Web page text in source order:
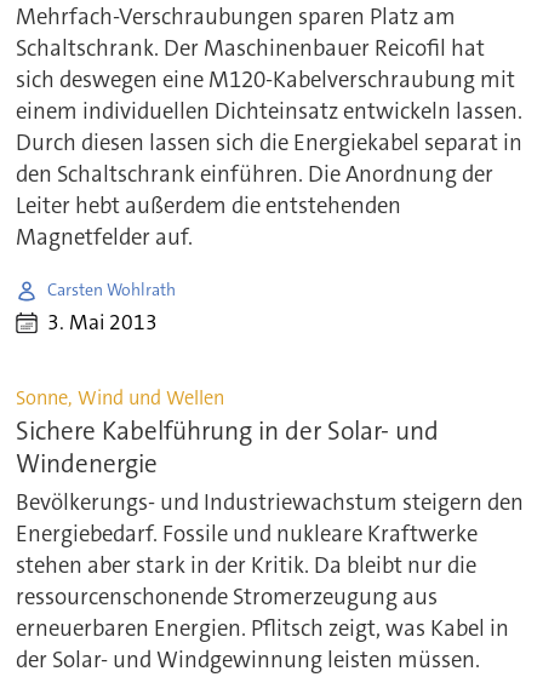
Mehrfach-Verschraubungen sparen Platz am
Schaltschrank. Der Maschinenbauer Reicofil hat
sich deswegen eine M120-Kabelverschraubung mit
einem individuellen Dichteinsatz entwickeln lassen.
Durch diesen lassen sich die Energiekabel separat in
den Schaltschrank einführen. Die Anordnung der
Leiter hebt außerdem die entstehenden
Magnetfelder auf.
Carsten Wohlrath
3. Mai 2013
Sonne, Wind und Wellen
Sichere Kabelführung in der Solar- und
Windenergie
Bevölkerungs- und Industriewachstum steigern den
Energiebedarf. Fossile und nukleare Kraftwerke
stehen aber stark in der Kritik. Da bleibt nur die
ressourcenschonende Stromerzeugung aus
erneuerbaren Energien. Pflitsch zeigt, was Kabel in
der Solar- und Windgewinnung leisten müssen.